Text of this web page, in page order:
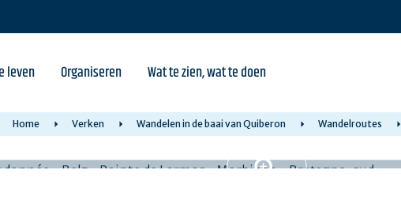
leven Organiseren Wat te zien, wat te doen
Home Verken Wandelen in de baai van Quiberon Wandelroutes